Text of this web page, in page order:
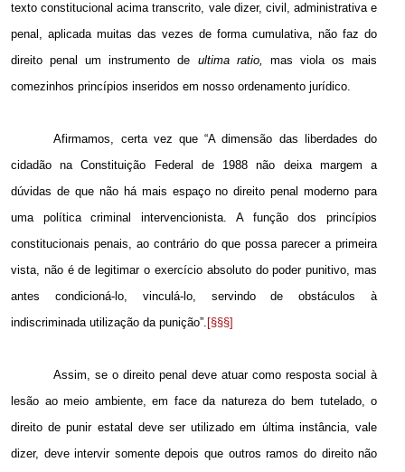
texto constitucional acima transcrito, vale dizer, civil, administrativa e
penal, aplicada muitas das vezes de forma cumulativa, não faz do
direito penal um instrumento de ultima ratio, mas viola os mais
comezinhos princípios inseridos em nosso ordenamento jurídico.
Afirmamos, certa vez que “A dimensão das liberdades do
cidadão na Constituição Federal de 1988 não deixa margem a
dúvidas de que não há mais espaço no direito penal moderno para
uma política criminal intervencionista. A função dos princípios
constitucionais penais, ao contrário do que possa parecer a primeira
vista, não é de legitimar o exercício absoluto do poder punitivo, mas
antes condicioná-lo, vinculá-lo, servindo de obstáculos à
indiscriminada utilização da punição”. [§§§]
Assim, se o direito penal deve atuar como resposta social à
lesão ao meio ambiente, em face da natureza do bem tutelado, o
direito de punir estatal deve ser utilizado em última instância, vale
dizer, deve intervir somente depois que outros ramos do direito não